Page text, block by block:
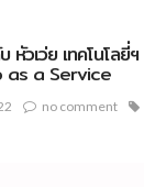
หัวเว่ย เทคโนโลยี่
as a Service
no comment